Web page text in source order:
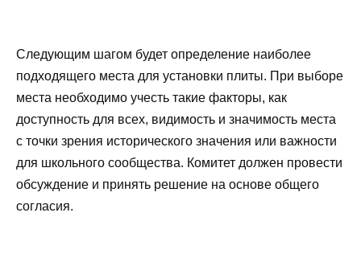
Следующим шагом будет определение наиболее
подходящего места для установки плиты. При выборе
места необходимо учесть такие факторы, как
доступность для всех, видимость и значимость места
с точки зрения исторического значения или важности
для школьного сообщества. Комитет должен провести
обсуждение и принять решение на основе общего
согласия.